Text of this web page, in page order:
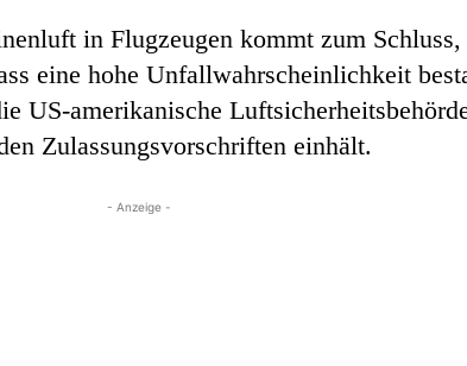
in Flugzeugen kommt zum
eine hohe Unfallwahrscheinlichkeit
US-amerikanische
Zulassungsvorschriften einhält.
- Anzeige -